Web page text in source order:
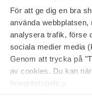
För att ge dig en bra
använda
analysera trafik, förse
sociala medier media
Genom att trycka på
av cookies. Du kan
Integritetspolicy.
15